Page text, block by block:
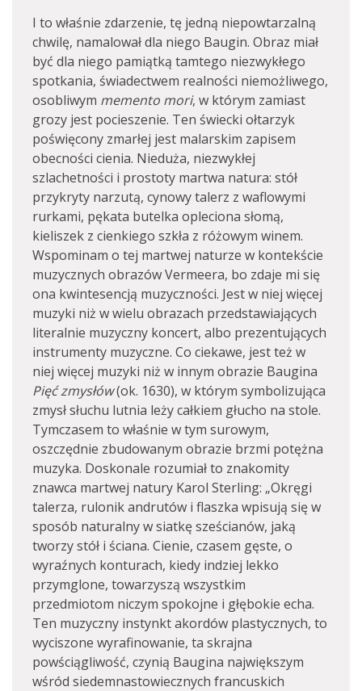
I to właśnie zdarzenie, tę jedną niepowtarzalną
chwilę, namalował dla niego Baugin. Obraz miał
być dla niego pamiątką tamtego niezwykłego
spotkania, świadectwem realności niemożliwego,
osobliwym memento mori, w którym zamiast
grozy jest pocieszenie. Ten świecki ołtarzyk
poświęcony zmarłej jest malarskim zapisem
obecności cienia. Nieduża, niezwykłej
szlachetności i prostoty martwa natura: stół
przykryty narzutą, cynowy talerz z waflowymi
rurkami, pękata butelka opleciona słomą,
kieliszek z cienkiego szkła z różowym winem.
Wspominam o tej martwej naturze w kontekście
muzycznych obrazów Vermeera, bo zdaje mi się
ona kwintesencją muzyczności. Jest w niej więcej
muzyki niż w wielu obrazach przedstawiających
literalnie muzyczny koncert, albo prezentujących
instrumenty muzyczne. Co ciekawe, jest też w
niej więcej muzyki niż w innym obrazie Baugina
Pięć zmysłów(ok. 1630), w którym symbolizująca
zmysł słuchu lutnia leży całkiem głucho na stole.
Tymczasem to właśnie w tym surowym,
oszczędnie zbudowanym obrazie brzmi potężna
muzyka. Doskonale rozumiał to znakomity
znawca martwej natury Karol Sterling: „Okręgi
talerza, rulonik andrutów i flaszka wpisują się w
sposób naturalny w siatkę sześcianów, jaką
tworzy stół i ściana. Cienie, czasem gęste, o
wyraźnych konturach, kiedy indziej lekko
przymglone, towarzyszą wszystkim
przedmiotom niczym spokojne i głębokie echa.
Ten muzyczny instynkt akordów plastycznych, to
wyciszone wyrafinowanie, ta skrajna
powściągliwość, czynią Baugina największym
wśród siedemnastowiecznych francuskich